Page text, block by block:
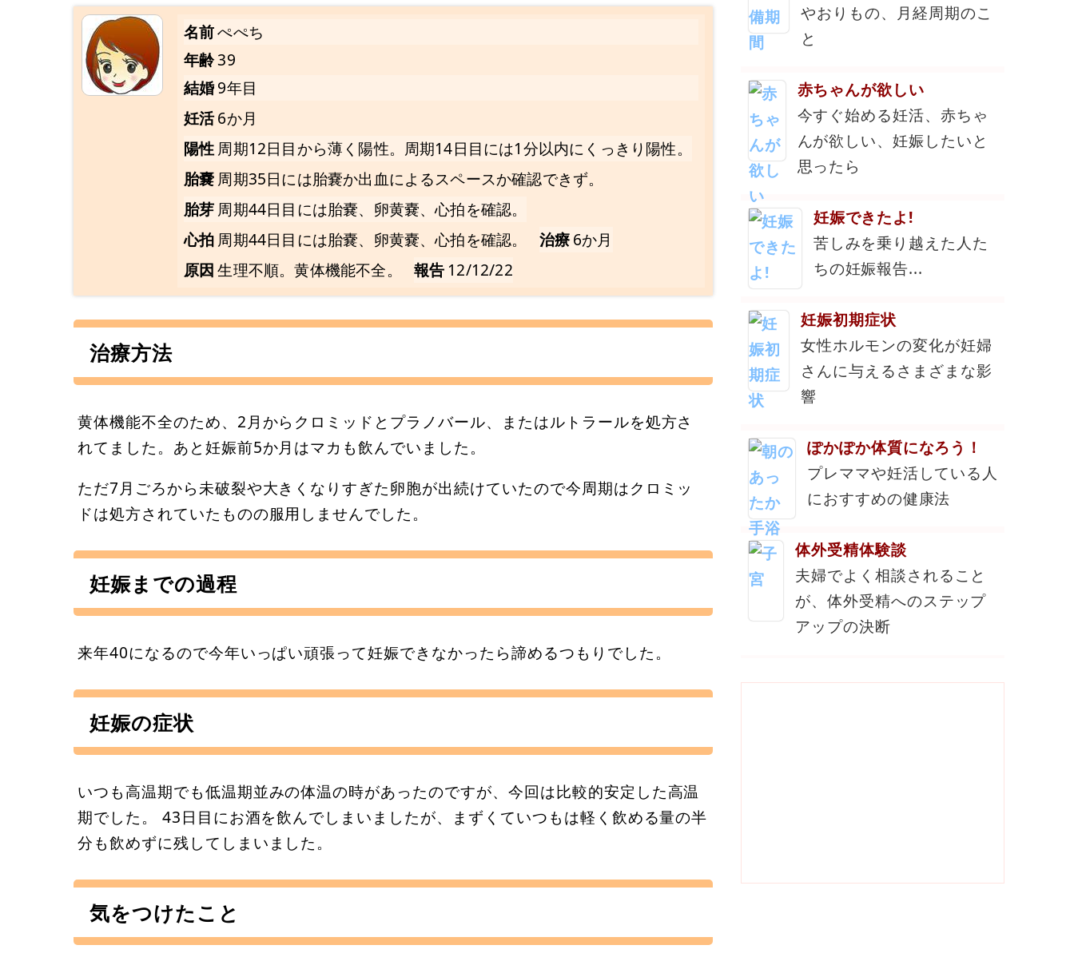
名前ぺぺち
年齢39
結婚9年目
妊活6か月
陽性 周期12日目から薄く陽性。周期14日目には1分以内にくっきり陽性。
胎嚢 周期35日には胎嚢か出血によるスペースか確認できず。
胎芽 周期44日目には胎嚢、卵黄嚢、心拍を確認。
心拍 周期44日目には胎嚢、卵黄嚢、心拍を確認。 治療6か月
原因生理不順。黄体機能不全。 報告 12/12/22
治療方法
黄体機能不全のため、2月からクロミッドとプラノバール、またはルトラールを処方さ
れてました。あと妊娠前5か月はマカも飲んでいました。
ただ7月ごろから未破裂や大きくなりすぎた卵胞が出続けていたので今周期はクロミッ
ドは処方されていたものの服用しませんでした。
妊娠までの過程
来年40になるので今年いっぱい頑張って妊娠できなかったら諦めるつもりでした。
妊娠の症状
いつも高温期でも低温期並みの体温の時があったのですが、今回は比較的安定した高温
期でした。 43日目にお酒を飲んでしまいましたが、まずくていつもは軽く飲める量の半
分も飲めずに残してしまいました。
気をつけたこと
やおりもの、月経周期のこ
と
赤ちゃんが欲しい
今すぐ始める妊活、赤ちゃ
んが欲しい、妊娠したいと
思ったら
妊娠できたよ!
苦しみを乗り越えた人た
ちの妊娠報告...
妊娠初期症状
女性ホルモンの変化が妊婦
さんに与えるさまざまな影
響
ぽかぽか体質になろう！
プレママや妊活している人
におすすめの健康法
体外受精体験談
夫婦でよく相談されること
が、体外受精へのステップ
アップの決断